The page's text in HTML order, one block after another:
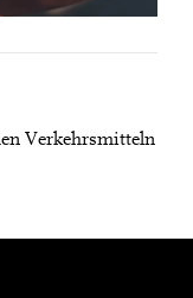
Verkehrsmitteln